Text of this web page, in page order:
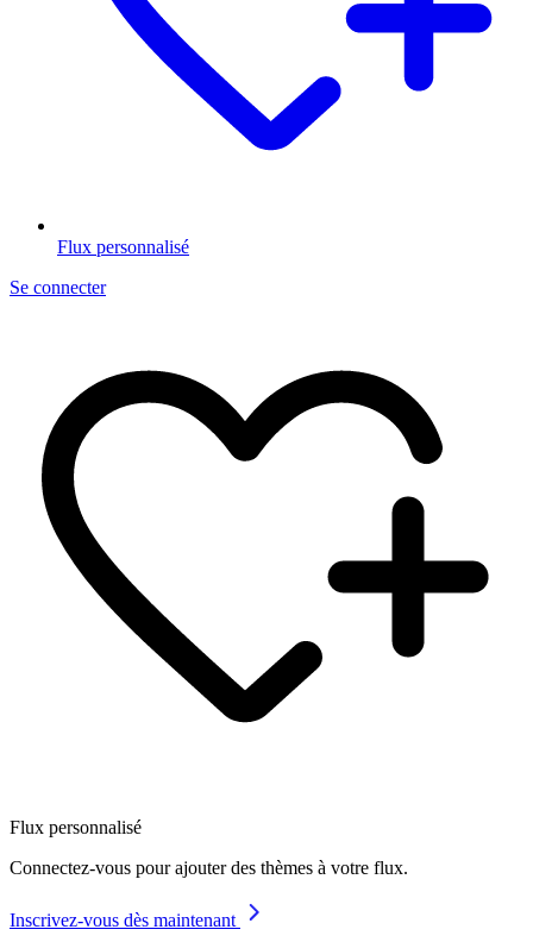
Flux personnalisé
Se connecter
Flux personnalisé
Connectez-vous pour ajouter des thèmes à votre flux.
Inscrivez-vous dès maintenant